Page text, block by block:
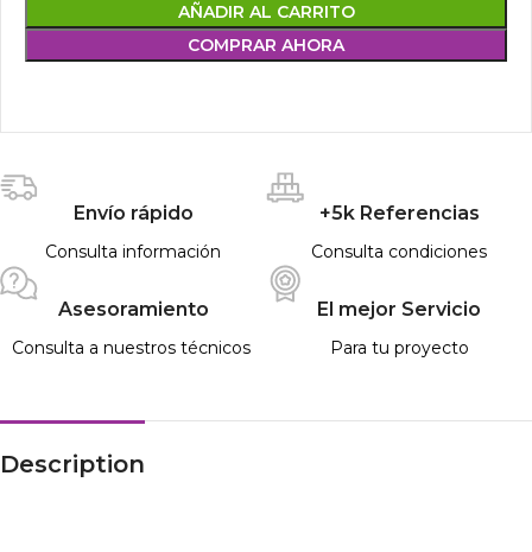
AÑADIR AL CARRITO
COMPRAR AHORA
Envío rápido
Consulta información
+5k Referencias
Consulta condiciones
Asesoramiento
Consulta a nuestros técnicos
El mejor Servicio
Para tu proyecto
Description